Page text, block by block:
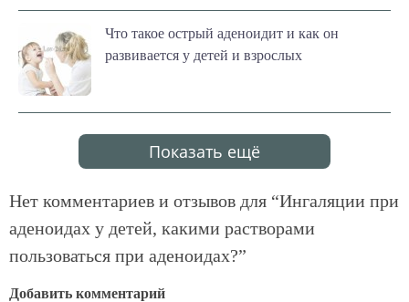
Что такое острый аденоидит и как он
развивается у детей и взрослых
Показать ещё
Нет комментариев и отзывов для “Ингаляции при
аденоидах у детей, какими растворами
пользоваться при аденоидах?”
Добавить комментарий